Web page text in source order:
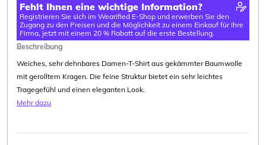
Fehlt Ihnen eine wichtige Information?
Registrieren Sie sich im Wearified E-Shop und erwerben Sie den
Zugang zu den Preisen und die Möglichkeit zu einem Einkauf für Ihre
Firma, jetzt mit einem 20 % Rabatt auf die erste Bestellung.
Beschreibung
Weiches, sehr dehnbares Damen-T-Shirt aus gekämmter Baumwolle
mit gerolltem Kragen. Die feine Struktur bietet ein sehr leichtes
Tragegefühl und einen eleganten Look.
Mehr dazu